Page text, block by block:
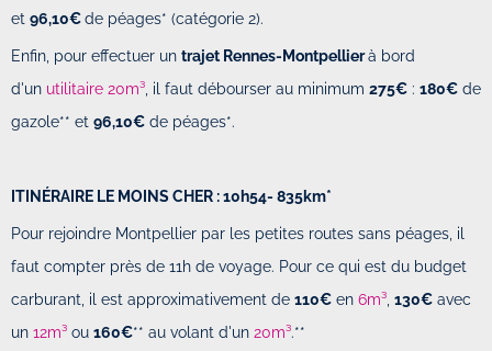
et 96,10€de péages* (catégorie 2).
Enfin, pour effectuer un trajet Rennes-Montpellierà bord
d'un utilitaire 20m³, il faut débourser au minimum 275€ : 180€ de
gazole** et 96,10€ de péages*.
ITINÉRAIRE LE MOINS CHER : 10h54- 835km*
Pour rejoindre Montpellier par les petites routes sans péages, il
faut compter près de 11h de voyage. Pour ce qui est du budget
carburant, il est approximativement de 110€ en 6m³, 130€ avec
un 12m³ ou 160€** au volant d'un 20m³.**